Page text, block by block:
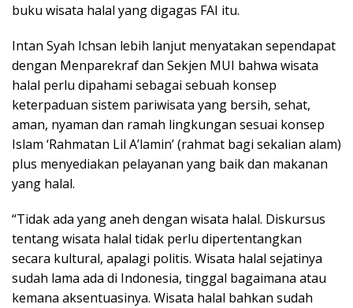
buku wisata halal yang digagas FAI itu.
Intan Syah Ichsan lebih lanjut menyatakan sependapat
dengan Menparekraf dan Sekjen MUI bahwa wisata
halal perlu dipahami sebagai sebuah konsep
keterpaduan sistem pariwisata yang bersih, sehat,
aman, nyaman dan ramah lingkungan sesuai konsep
Islam ‘Rahmatan Lil A’lamin’ (rahmat bagi sekalian alam)
plus menyediakan pelayanan yang baik dan makanan
yang halal.
“Tidak ada yang aneh dengan wisata halal. Diskursus
tentang wisata halal tidak perlu dipertentangkan
secara kultural, apalagi politis. Wisata halal sejatinya
sudah lama ada di Indonesia, tinggal bagaimana atau
kemana aksentuasinya. Wisata halal bahkan sudah